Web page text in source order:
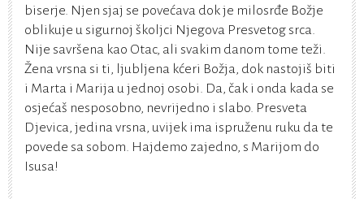
biserje. Njen sjaj se povećava dok je milosrđe Božje
oblikuje u sigurnoj školjci Njegova Presvetog srca.
Nije savršena kao Otac, ali svakim danom tome teži.
Žena vrsna si ti, ljubljena kćeri Božja, dok nastojiš biti
i Marta i Marija u jednoj osobi. Da, čak i onda kada se
osjećaš nesposobno, nevrijedno i slabo. Presveta
Djevica, jedina vrsna, uvijek ima ispruženu ruku da te
povede sa sobom. Hajdemo zajedno, s Marijom do
Isusa!